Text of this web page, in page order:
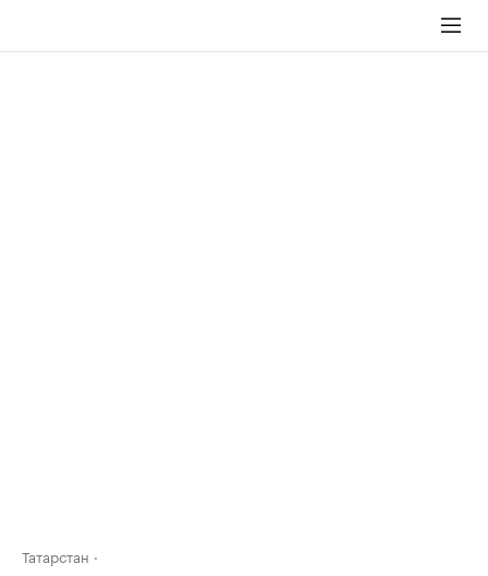
Татарстан